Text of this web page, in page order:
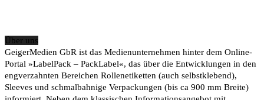
Über uns
GeigerMedien GbR ist das Medienunternehmen hinter dem Online-
Portal »LabelPack – PackLabel«, das über die Entwicklungen in den
engverzahnten Bereichen Rollenetiketten (auch selbstklebend),
Sleeves und schmalbahnige Verpackungen (bis ca 900 mm Breite)